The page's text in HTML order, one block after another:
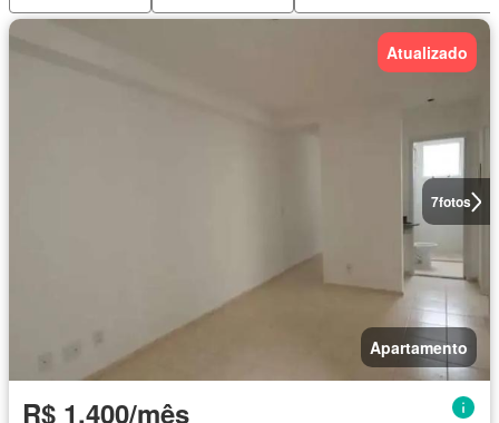
7fotos
Atualizado
Apartamento
R$ 1.400/mês